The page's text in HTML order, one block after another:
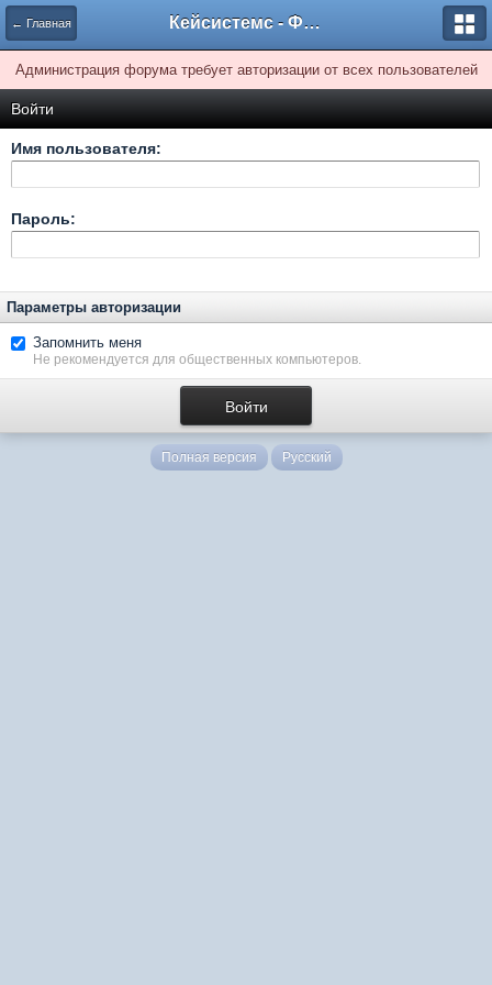
← Главная Кейсистемс - Форумы
Администрация форума требует авторизации от всех пользователей
Войти
Имя пользователя:
Пароль:
Параметры авторизации
Запомнить меня
Не рекомендуется для общественных компьютеров.
Полная версия Русский